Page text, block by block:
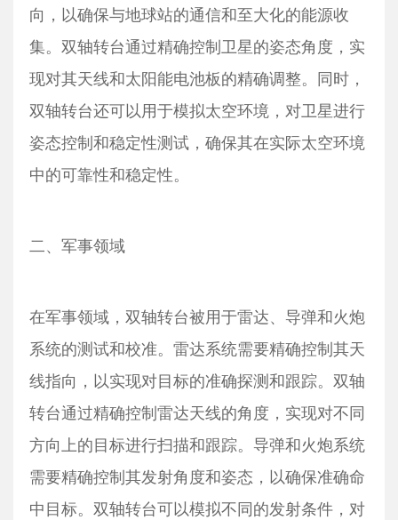
向，以确保与地球站的通信和至大化的能源收
集。双轴转台通过精确控制卫星的姿态角度，实
现对其天线和太阳能电池板的精确调整。同时，
双轴转台还可以用于模拟太空环境，对卫星进行
姿态控制和稳定性测试，确保其在实际太空环境
中的可靠性和稳定性。
二、军事领域
在军事领域，双轴转台被用于雷达、导弹和火炮
系统的测试和校准。雷达系统需要精确控制其天
线指向，以实现对目标的准确探测和跟踪。双轴
转台通过精确控制雷达天线的角度，实现对不同
方向上的目标进行扫描和跟踪。导弹和火炮系统
需要精确控制其发射角度和姿态，以确保准确命
中目标。双轴转台可以模拟不同的发射条件，对